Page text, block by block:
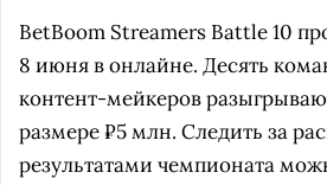
BetBoom Streamers Battle 10
8 июня в онлайне. Десять
контент-мейкеров
размере ₽5 млн. Следить за
результатами чемпионата